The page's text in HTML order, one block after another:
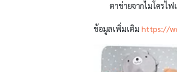
ตาข่ายจากไมโครไ
ข้อมูลเพิ่มเติม https://